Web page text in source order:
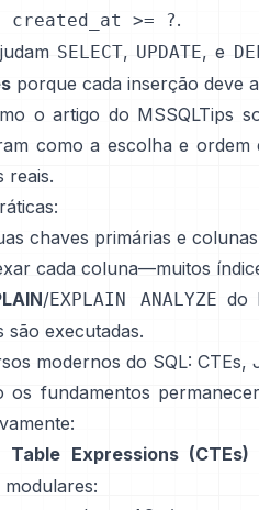
created_at >= ?.
SELECT, UPDATE, e
porque cada inserção deve
o artigo do MSSQLTips
como a escolha e
reais.
chaves primárias e
cada coluna—muitos
/EXPLAIN ANALYZE do
são executadas.
modernos do SQL: CTEs,
os fundamentos
Table Expressions (CTEs)
modulares: